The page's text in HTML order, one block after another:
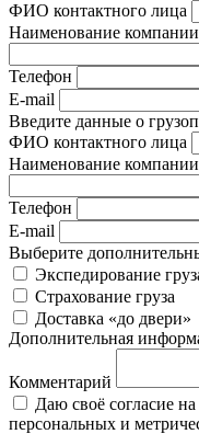
ФИО контактного лица
Наименование компании
Телефон
E-mail
Введите данные о
ФИО контактного лица
Наименование компании
Телефон
E-mail
Выберите
Экспедирование
Страхование груза
Доставка «до двери»
Дополнительная
Комментарий
Даю своё согласие
персональных и